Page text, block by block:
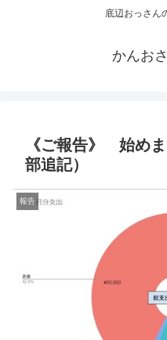
底辺おっさん
かんお
《ご報告》 始め
部追記）
報告